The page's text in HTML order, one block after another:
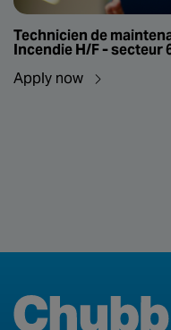
Technicien de
Incendie H/F - secteur
Apply now